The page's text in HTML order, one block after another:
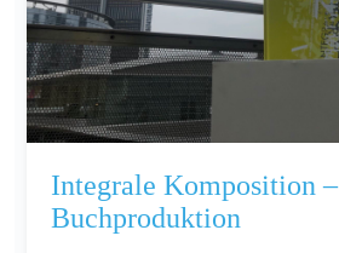
Integrale Komposition –
Buchproduktion